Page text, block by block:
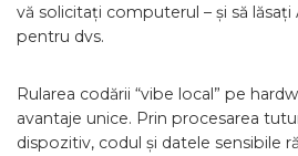
vă solicitați computerul – și să
pentru dvs.
Rularea codării “vibe local” pe
avantaje unice. Prin procesarea
dispozitiv, codul și datele sensibile